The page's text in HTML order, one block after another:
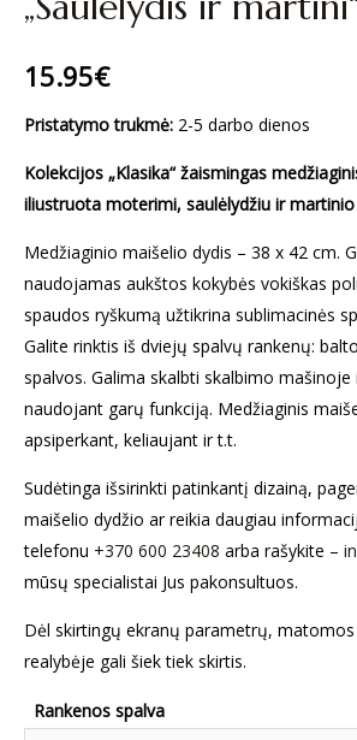
15.95€
Pristatymo trukmė: 2-5 darbo dienos
Kolekcijos „Klasika“ žaismingas
iliustruota moterimi, saulėlydžiu ir
Medžiaginio maišelio dydis – 38 x 42 cm.
naudojamas aukštos kokybės vokiškas
spaudos ryškumą užtikrina sublimacinės
Galite rinktis iš dviejų spalvų rankenų:
spalvos. Galima skalbti skalbimo mašinoje
naudojant garų funkciją. Medžiaginis
apsiperkant, keliaujant ir t.t.
Sudėtinga išsirinkti patinkantį dizainą,
maišelio dydžio ar reikia daugiau
telefonu +370 600 23408 arba rašykite –
mūsų specialistai Jus pakonsultuos.
Dėl skirtingų ekranų parametrų,
realybėje gali šiek tiek skirtis.
Rankenos spalva